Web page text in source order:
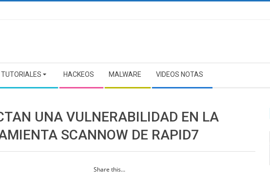
TUTORIALES HACKEOS MALWARE VIDEOS NOTAS
UNA VULNERABILIDAD EN LA
SCANNOW DE RAPID7
Share this...